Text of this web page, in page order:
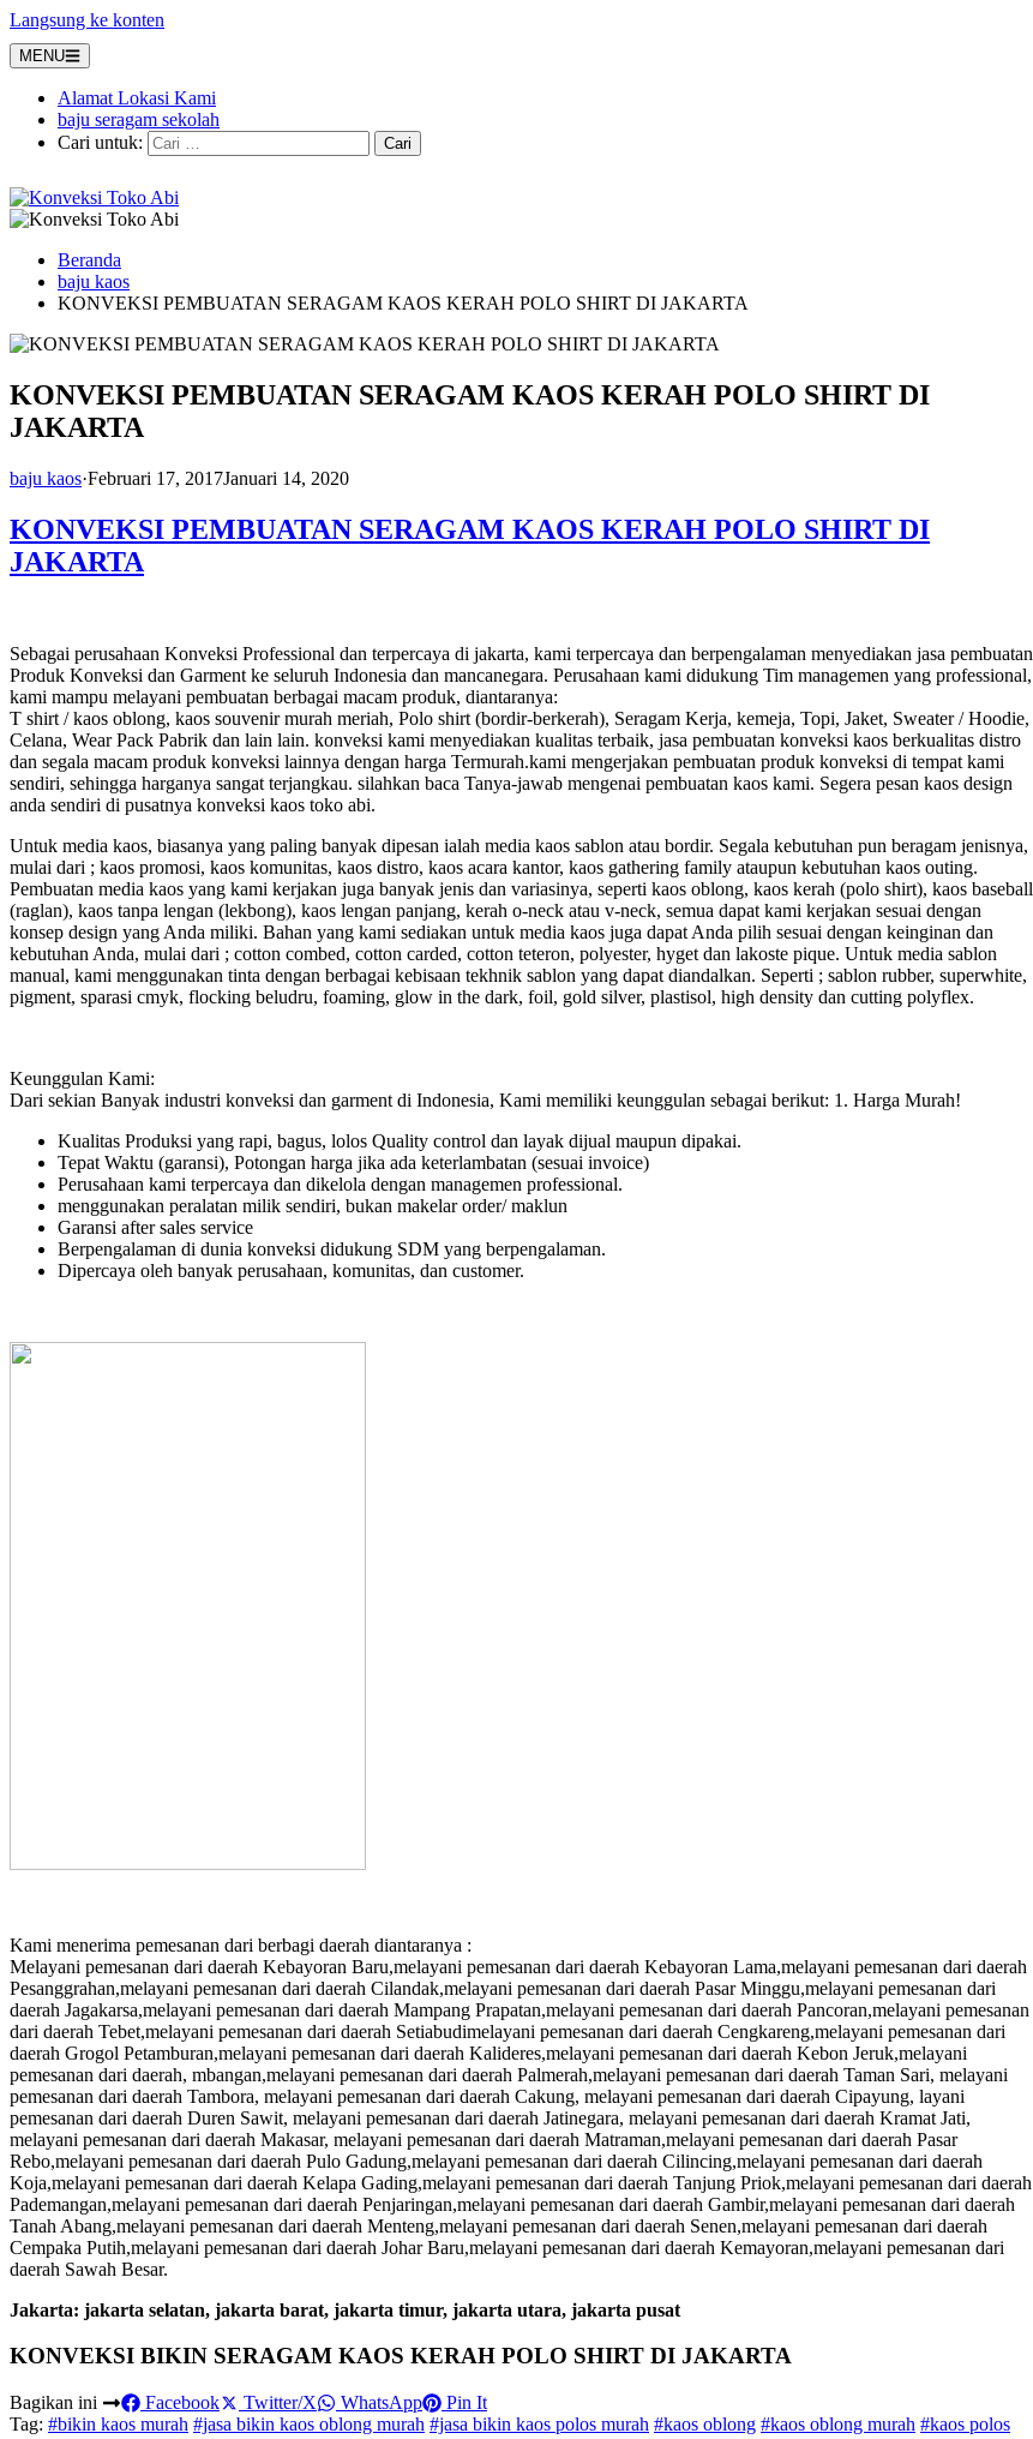
Langsung ke konten
MENU
Alamat Lokasi Kami
baju seragam sekolah
Cari untuk:
Beranda
baju kaos
KONVEKSI PEMBUATAN SERAGAM KAOS KERAH POLO SHIRT DI JAKARTA
KONVEKSI PEMBUATAN SERAGAM KAOS KERAH POLO SHIRT DI
JAKARTA
baju kaos·Februari 17, 2017Januari 14, 2020
KONVEKSI PEMBUATAN SERAGAM KAOS KERAH POLO SHIRT DI
JAKARTA
Sebagai perusahaan Konveksi Professional dan terpercaya di jakarta, kami terpercaya dan berpengalaman menyediakan jasa pembuatan
Produk Konveksi dan Garment ke seluruh Indonesia dan mancanegara. Perusahaan kami didukung Tim managemen yang professional,
kami mampu melayani pembuatan berbagai macam produk, diantaranya:
T shirt / kaos oblong, kaos souvenir murah meriah, Polo shirt (bordir-berkerah), Seragam Kerja, kemeja, Topi, Jaket, Sweater / Hoodie,
Celana, Wear Pack Pabrik dan lain lain. konveksi kami menyediakan kualitas terbaik, jasa pembuatan konveksi kaos berkualitas distro
dan segala macam produk konveksi lainnya dengan harga Termurah.kami mengerjakan pembuatan produk konveksi di tempat kami
sendiri, sehingga harganya sangat terjangkau. silahkan baca Tanya-jawab mengenai pembuatan kaos kami. Segera pesan kaos design
anda sendiri di pusatnya konveksi kaos toko abi.
Untuk media kaos, biasanya yang paling banyak dipesan ialah media kaos sablon atau bordir. Segala kebutuhan pun beragam jenisnya,
mulai dari ; kaos promosi, kaos komunitas, kaos distro, kaos acara kantor, kaos gathering family ataupun kebutuhan kaos outing.
Pembuatan media kaos yang kami kerjakan juga banyak jenis dan variasinya, seperti kaos oblong, kaos kerah (polo shirt), kaos baseball
(raglan), kaos tanpa lengan (lekbong), kaos lengan panjang, kerah o-neck atau v-neck, semua dapat kami kerjakan sesuai dengan
konsep design yang Anda miliki. Bahan yang kami sediakan untuk media kaos juga dapat Anda pilih sesuai dengan keinginan dan
kebutuhan Anda, mulai dari ; cotton combed, cotton carded, cotton teteron, polyester, hyget dan lakoste pique. Untuk media sablon
manual, kami menggunakan tinta dengan berbagai kebisaan tekhnik sablon yang dapat diandalkan. Seperti ; sablon rubber, superwhite,
pigment, sparasi cmyk, flocking beludru, foaming, glow in the dark, foil, gold silver, plastisol, high density dan cutting polyflex.
Keunggulan Kami:
Dari sekian Banyak industri konveksi dan garment di Indonesia, Kami memiliki keunggulan sebagai berikut: 1. Harga Murah!
Kualitas Produksi yang rapi, bagus, lolos Quality control dan layak dijual maupun dipakai.
Tepat Waktu (garansi), Potongan harga jika ada keterlambatan (sesuai invoice)
Perusahaan kami terpercaya dan dikelola dengan managemen professional.
menggunakan peralatan milik sendiri, bukan makelar order/ maklun
Garansi after sales service
Berpengalaman di dunia konveksi didukung SDM yang berpengalaman.
Dipercaya oleh banyak perusahaan, komunitas, dan customer.
Kami menerima pemesanan dari berbagi daerah diantaranya :
Melayani pemesanan dari daerah Kebayoran Baru,melayani pemesanan dari daerah Kebayoran Lama,melayani pemesanan dari daerah
Pesanggrahan,melayani pemesanan dari daerah Cilandak,melayani pemesanan dari daerah Pasar Minggu,melayani pemesanan dari
daerah Jagakarsa,melayani pemesanan dari daerah Mampang Prapatan,melayani pemesanan dari daerah Pancoran,melayani pemesanan
dari daerah Tebet,melayani pemesanan dari daerah Setiabudimelayani pemesanan dari daerah Cengkareng,melayani pemesanan dari
daerah Grogol Petamburan,melayani pemesanan dari daerah Kalideres,melayani pemesanan dari daerah Kebon Jeruk,melayani
pemesanan dari daerah, mbangan,melayani pemesanan dari daerah Palmerah,melayani pemesanan dari daerah Taman Sari, melayani
pemesanan dari daerah Tambora, melayani pemesanan dari daerah Cakung, melayani pemesanan dari daerah Cipayung, layani
pemesanan dari daerah Duren Sawit, melayani pemesanan dari daerah Jatinegara, melayani pemesanan dari daerah Kramat Jati,
melayani pemesanan dari daerah Makasar, melayani pemesanan dari daerah Matraman,melayani pemesanan dari daerah Pasar
Rebo,melayani pemesanan dari daerah Pulo Gadung,melayani pemesanan dari daerah Cilincing,melayani pemesanan dari daerah
Koja,melayani pemesanan dari daerah Kelapa Gading,melayani pemesanan dari daerah Tanjung Priok,melayani pemesanan dari daerah
Pademangan,melayani pemesanan dari daerah Penjaringan,melayani pemesanan dari daerah Gambir,melayani pemesanan dari daerah
Tanah Abang,melayani pemesanan dari daerah Menteng,melayani pemesanan dari daerah Senen,melayani pemesanan dari daerah
Cempaka Putih,melayani pemesanan dari daerah Johar Baru,melayani pemesanan dari daerah Kemayoran,melayani pemesanan dari
daerah Sawah Besar.
Jakarta: jakarta selatan, jakarta barat, jakarta timur, jakarta utara, jakarta pusat
KONVEKSI BIKIN SERAGAM KAOS KERAH POLO SHIRT DI JAKARTA
Bagikan ini Facebook Twitter/X WhatsApp
Pin It
Tag: #bikin kaos murah #jasa bikin kaos oblong murah #jasa bikin kaos polos murah #kaos oblong #kaos oblong murah #kaos polos